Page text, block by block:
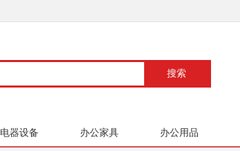
电器设备 办公家具 办公用品